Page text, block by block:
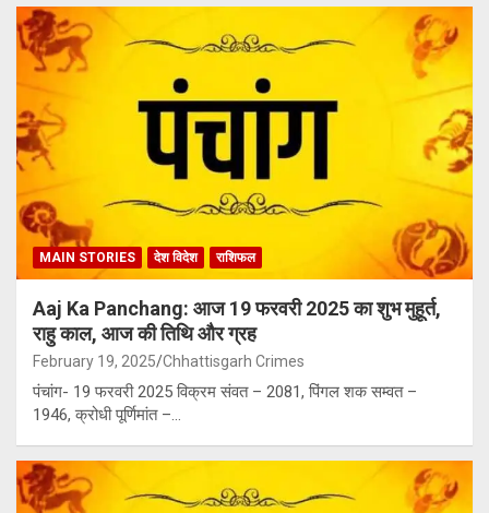
MAIN STORIES देश विदेश राशिफल
Aaj Ka Panchang: आज 19 फरवरी 2025 का शुभ मुहूर्त,
राहु काल, आज की तिथि और ग्रह
February 19, 2025 Chhattisgarh Crimes
पंचांग- 19 फरवरी 2025 विक्रम संवत – 2081, पिंगल शक सम्वत –
1946, क्रोधी पूर्णिमांत –…